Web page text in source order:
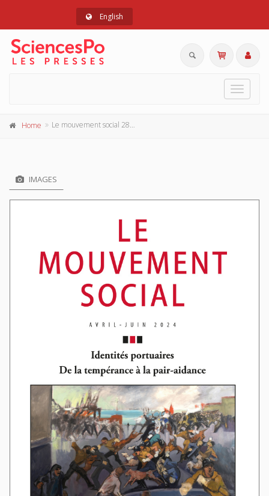
English
Toggle
Home Le mouvement social 287, avril-juin 2024
IMAGES